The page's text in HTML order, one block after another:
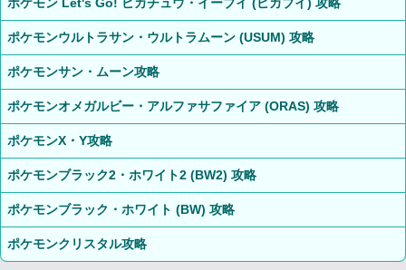
ポケモンウルトラサン・ウルトラムーン (USUM) 攻略
ポケモンサン・ムーン攻略
ポケモンオメガルビー・アルファサファイア (ORAS) 攻略
ポケモンX・Y攻略
ポケモンブラック2・ホワイト2 (BW2) 攻略
ポケモンブラック・ホワイト (BW) 攻略
ポケモンクリスタル攻略